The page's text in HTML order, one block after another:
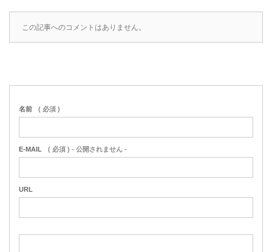
この記事へのコメントはありません。
名前 ( 必須 )
E-MAIL ( 必須 ) - 公開されません -
URL